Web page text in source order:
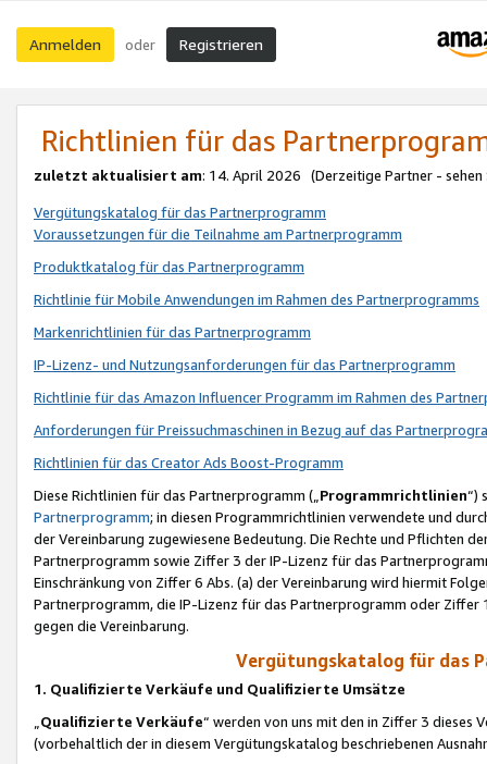
Anmelden oder Registrieren
Richtlinien für das
zuletzt aktualisiert am: 14. April 2026 (Derzeitige Partner - sehen
Vergütungskatalog für das Partnerprogramm
Voraussetzungen für die Teilnahme am Partnerprogramm
Produktkatalog für das Partnerprogramm
Richtlinie für Mobile Anwendungen im Rahmen des Partnerprogramms
Markenrichtlinien für das Partnerprogramm
IP-Lizenz- und Nutzungsanforderungen für das Partnerprogramm
Richtlinie für das Amazon Influencer Programm im Rahmen des
Anforderungen für Preissuchmaschinen in Bezug auf das
Richtlinien für das Creator Ads Boost-Programm
Diese Richtlinien für das Partnerprogramm („Programmrichtlinien“)
Partnerprogramm; in diesen Programmrichtlinien verwendete und
der Vereinbarung zugewiesene Bedeutung. Die Rechte und Pflichten
Partnerprogramm sowie Ziffer 3 der IP-Lizenz für das
Einschränkung von Ziffer 6 Abs. (a) der Vereinbarung wird hiermit
Partnerprogramm, die IP-Lizenz für das Partnerprogramm oder
gegen die Vereinbarung.
Vergütungskatalog für das
1. Qualifizierte Verkäufe und Qualifizierte Umsätze
Qualifizierte Verkäufe“ werden von uns mit den in Ziffer 3
(vorbehaltlich der in diesem Vergütungskatalog beschriebenen